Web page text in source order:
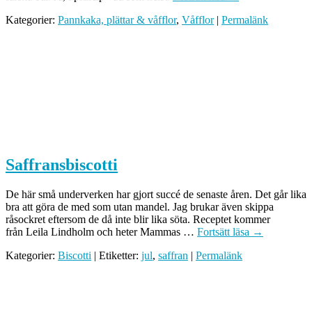
Kategorier: Pannkaka, plättar & våfflor, Våfflor| Permalänk
Saffransbiscotti
De här små underverken har gjort succé de senaste åren. Det går lika
bra att göra de med som utan mandel. Jag brukar även skippa
råsockret eftersom de då inte blir lika söta. Receptet kommer
från Leila Lindholm och heter Mammas … Fortsätt läsa →
Kategorier: Biscotti | Etiketter: jul, saffran | Permalänk